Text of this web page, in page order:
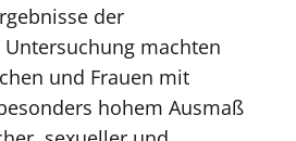
der
machten
und Frauen mit
hohem Ausmaß